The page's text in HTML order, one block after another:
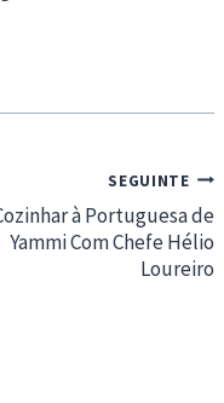
SEGUINTE
à Portuguesa de
Yammi Com Chefe Hélio
Loureiro